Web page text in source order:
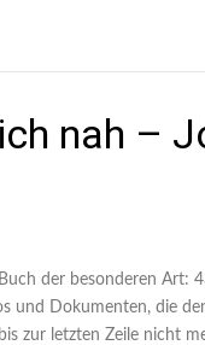
nah –
der besonderen Art:
und Dokumenten, die
zur letzten Zeile nicht